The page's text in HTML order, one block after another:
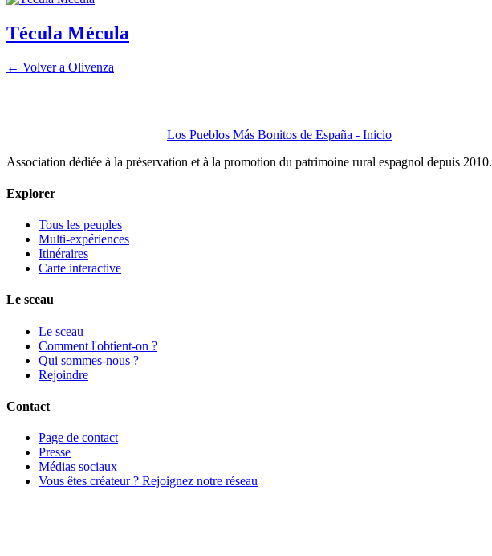
Técula Mécula
← Volver a Olivenza
Los Pueblos Más Bonitos de España - Inicio
Association dédiée à la préservation et à la promotion du patrimoine rural espagnol depuis 2010.
Explorer
Tous les peuples
Multi-expériences
Itinéraires
Carte interactive
Le sceau
Le sceau
Comment l'obtient-on ?
Qui sommes-nous ?
Rejoindre
Contact
Page de contact
Presse
Médias sociaux
Vous êtes créateur ? Rejoignez notre réseau